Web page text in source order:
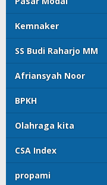
Kemnaker
SS Budi Raharjo MM
Afriansyah Noor
BPKH
Olahraga kita
CSA Index
propami